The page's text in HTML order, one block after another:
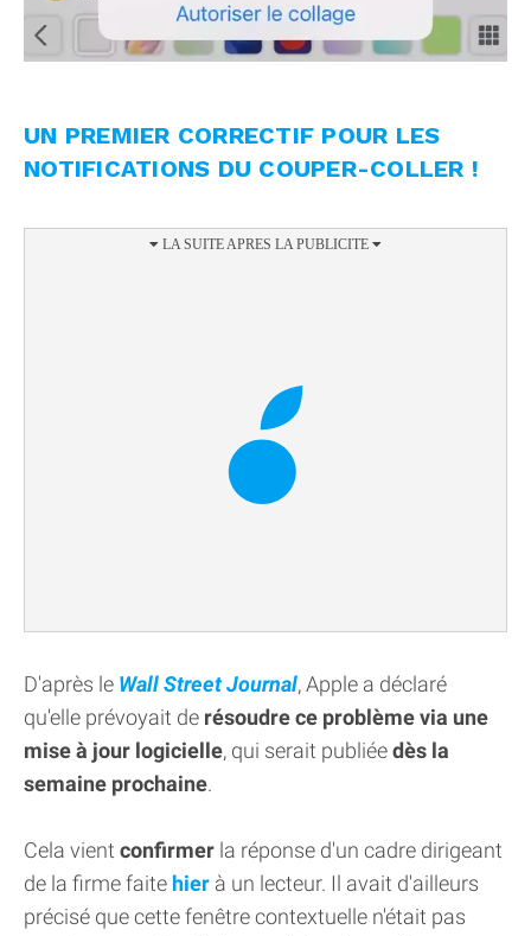
UN PREMIER CORRECTIF POUR LES
NOTIFICATIONS DU COUPER-COLLER !
D'après le Wall Street Journal, Apple a déclaré
qu'elle prévoyait de résoudre ce problème via une
mise à jour logicielle, qui serait publiéedès la
semaine prochaine.
Cela vient confirmer la réponse d'un cadre dirigeant
de la firme faite hier à un lecteur. Il avait d'ailleurs
précisé que cette fenêtre contextuelle n'était pas